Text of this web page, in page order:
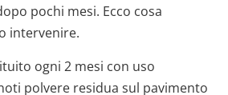
pochi mesi. Ecco cosa
intervenire.
ogni 2 mesi con uso
polvere residua sul pavimento